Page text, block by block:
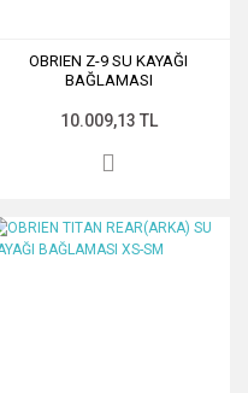
OBRIEN Z-9 SU KAYAĞI
BAĞLAMASI
10.009,13 TL